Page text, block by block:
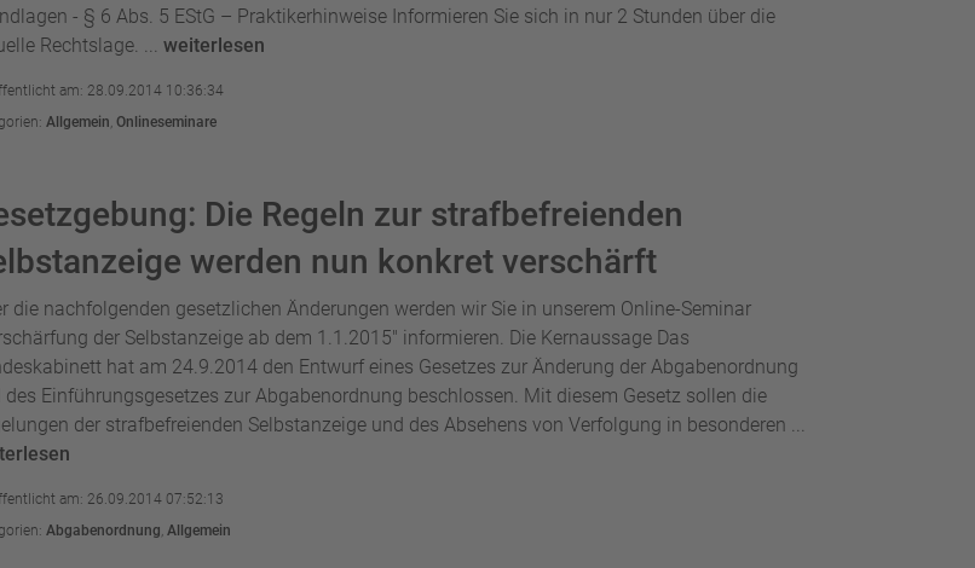
- § 6 Abs. 5 EStG – Praktikerhinweise Informieren Sie sich in nur 2 Stunden über die
Rechtslage. ... weiterlesen
am: 28.09.2014 10:36:34
Allgemein, Onlineseminare
Die Regeln zur strafbefreienden
werden nun konkret verschärft
die nachfolgenden gesetzlichen Änderungen werden wir Sie in unserem Online-Seminar
der Selbstanzeige ab dem 1.1.2015" informieren. Die Kernaussage Das
hat am 24.9.2014 den Entwurf eines Gesetzes zur Änderung der Abgabenordnung
des Einführungsgesetzes zur Abgabenordnung beschlossen. Mit diesem Gesetz sollen die
der strafbefreienden Selbstanzeige und des Absehens von Verfolgung in besonderen ...
am: 26.09.2014 07:52:13
Abgabenordnung, Allgemein